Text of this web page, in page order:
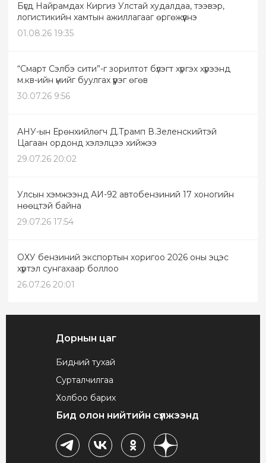
Бүгд Найрамдах Киргиз Улстай худалдаа, тээвэр,
логистикийн хамтын ажиллагааг өргөжүүлнэ
01.08.26 19:35
“Смарт Сэлбэ сити”-г зорилтот бүлэгт хүргэх хүрээнд
м.кв-ийн үнийг буулгах үүрэг өгөв
30.07.26 9:56
АНУ-ын Ерөнхийлөгч Д.Трамп В.Зеленскийтэй
Цагаан ордонд хэлэлцээ хийжээ
29.07.26 20:02
Улсын хэмжээнд АИ-92 автобензиний 17 хоногийн
нөөцтэй байна
29.07.26 17:54
ОХУ бензиний экспортын хоригоо 2026 оны эцэс
хүртэл сунгахаар боллоо
26.07.26 20:01
Дорнын цаг
Бидний тухай
Сурталчилгаа
Холбоо барих
Бид олон нийтийн сүлжээнд